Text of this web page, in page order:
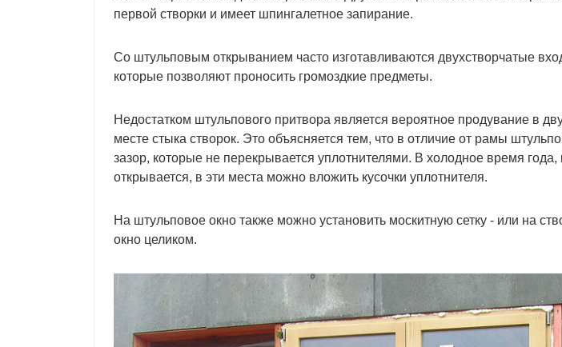
первой створки и имеет шпингалетное запирание.
Со штульповым открыванием часто изготавливаются двухстворчатые
которые позволяют проносить громоздкие предметы.
Недостатком штульпового притвора является вероятное продувание в
месте стыка створок. Это объясняется тем, что в отличие от рамы
зазор, которые не перекрывается уплотнителями. В холодное время года,
открывается, в эти места можно вложить кусочки уплотнителя.
На штульповое окно также можно установить москитную сетку - или на
окно целиком.